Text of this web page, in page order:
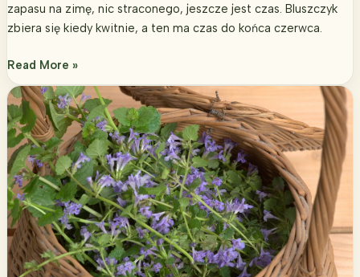
zapasu na zimę, nic straconego, jeszcze jest czas. Bluszczyk
zbiera się kiedy kwitnie, a ten ma czas do końca czerwca.
Naturalny
tonik
do
skóry
trądzikowej
Read More »